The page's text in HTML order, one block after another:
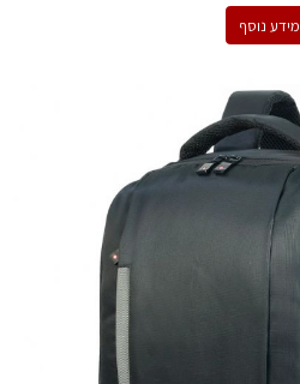
מידע נוסף